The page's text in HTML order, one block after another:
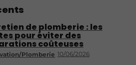
Plomberie 10/06/2026
de plomberie : les
pour éviter des
coûteuses